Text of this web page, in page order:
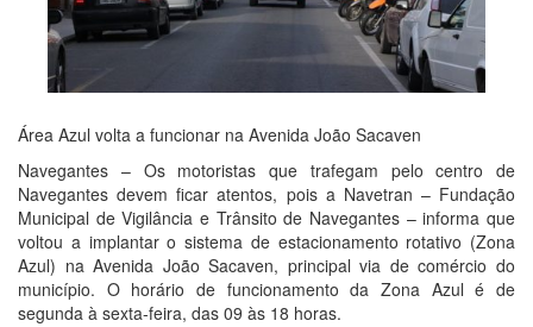
Área Azul volta a funcionar na Avenida João Sacaven
Navegantes – Os motoristas que trafegam pelo centro de
Navegantes devem ficar atentos, pois a Navetran – Fundação
Municipal de Vigilância e Trânsito de Navegantes – informa que
voltou a implantar o sistema de estacionamento rotativo (Zona
Azul) na Avenida João Sacaven, principal via de comércio do
município. O horário de funcionamento da Zona Azul é de
segunda à sexta-feira, das 09 às 18 horas.